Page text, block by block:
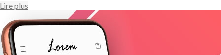
Lire plus